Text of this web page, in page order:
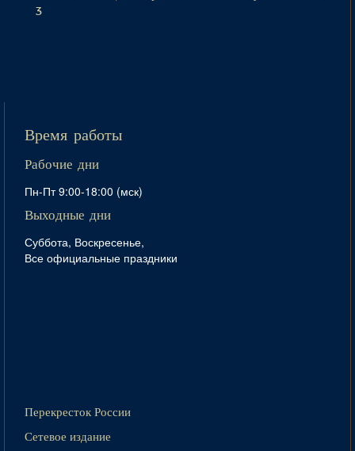
3
Время работы
Рабочие дни
Пн-Пт 9:00-18:00 (мск)
Выходные дни
Суббота, Воскресенье,
Все официальные праздники
Перекресток России
Сетевое издание